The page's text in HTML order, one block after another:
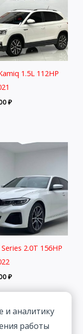
1.5L 112HP
₽
2.0T 156HP
₽
и аналитику
работы